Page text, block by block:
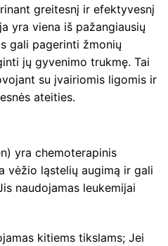
greitesnį ir efektyvesnį
yra viena iš pažangiausių
gali pagerinti žmonių
jų gyvenimo trukmę. Tai
su įvairiomis ligomis ir
ateities.
yra chemoterapinis
vėžio ląstelių augimą ir gali
naudojamas leukemijai
kitiems tikslams; Jei